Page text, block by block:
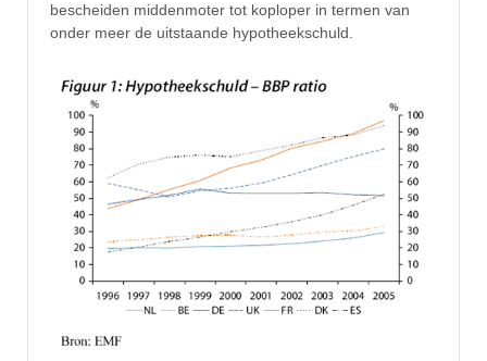
bescheiden middenmoter tot koploper in termen van
onder meer de uitstaande hypotheekschuld.